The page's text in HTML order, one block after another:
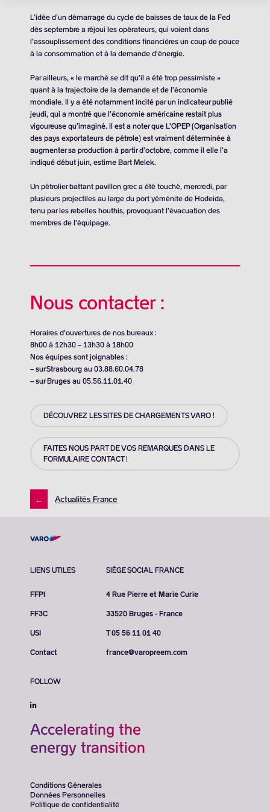
L’idée d’un démarrage du cycle de baisses de taux de la Fed
dès septembre a réjoui les opérateurs, qui voient dans
l’assouplissement des conditions financières un coup de pouce
à la consommation et à la demande d’énergie.
Par ailleurs, « le marché se dit qu’il a été trop pessimiste »
quant à la trajectoire de la demande et de l’économie
mondiale. Il y a été notamment incité par un indicateur publié
jeudi, qui a montré que l’économie américaine restait plus
vigoureuse qu’imaginé. Il est a noter que L’OPEP (Organisation
des pays exportateurs de pétrole) est vraiment déterminée à
augmenter sa production à partir d’octobre, comme il elle l’a
indiqué début juin, estime Bart Melek.
Un pétrolier battant pavillon grec a été touché, mercredi, par
plusieurs projectiles au large du port yéménite de Hodeida,
tenu par les rebelles houthis, provoquant l’évacuation des
membres de l’équipage.
Nous contacter :
Horaires d’ouvertures de nos bureaux :
8h00 à 12h30 – 13h30 à 18h00
Nos équipes sont joignables :
– sur Strasbourg au 03.88.60.04.78
– sur Bruges au 05.56.11.01.40
DÉCOUVREZ LES SITES DE CHARGEMENTS VARO !
FAITES NOUS PART DE VOS REMARQUES DANS LE
FORMULAIRE CONTACT !
← Actualités France
LIENS UTILES
FFPI
FF3C
USI
Contact
SIÈGE SOCIAL FRANCE
4 Rue Pierre et Marie Curie
33520 Bruges - France
T 05 56 11 01 40
france@varopreem.com
FOLLOW
Accelerating the
energy transition
Conditions Génerales
Données Personnelles
Politique de confidentialité